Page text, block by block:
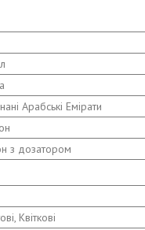
Арабські Емірати
з дозатором
Квіткові